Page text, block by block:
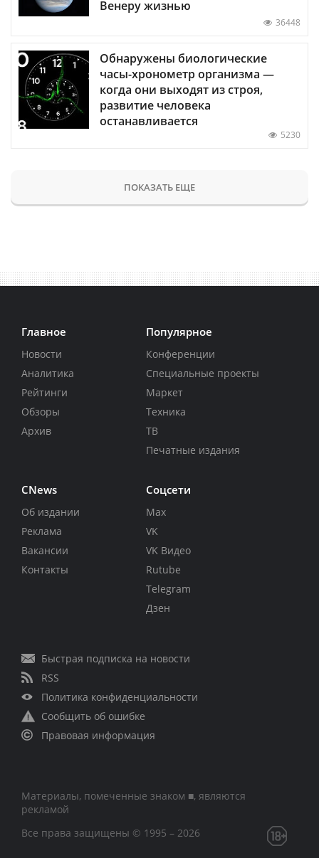
Венеру жизнью
36448
Обнаружены биологические
часы-хронометр организма —
когда они выходят из строя,
развитие человека
останавливается
5230
ПОКАЗАТЬ ЕЩЕ
Главное
Новости
Аналитика
Рейтинги
Обзоры
Архив
Популярное
Конференции
Специальные проекты
Маркет
Техника
ТВ
Печатные издания
CNews
Об издании
Реклама
Вакансии
Контакты
Соцсети
Max
VK
VK Видео
Rutube
Telegram
Дзен
Быстрая подписка на новости
RSS
Политика конфиденциальности
Сообщить об ошибке
Правовая информация
Материалы, помеченные знаком ■, являются
рекламой
Все права защищены © 1995 – 2026